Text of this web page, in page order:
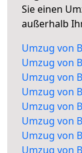
Sie einen
außerhalb
Umzug von
Umzug von
Umzug von
Umzug von
Umzug von
Umzug von
Umzug von
Umzug von